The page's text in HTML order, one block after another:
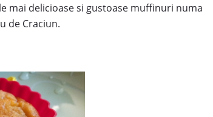
mai delicioase si gustoase muffinuri numa
de Craciun.